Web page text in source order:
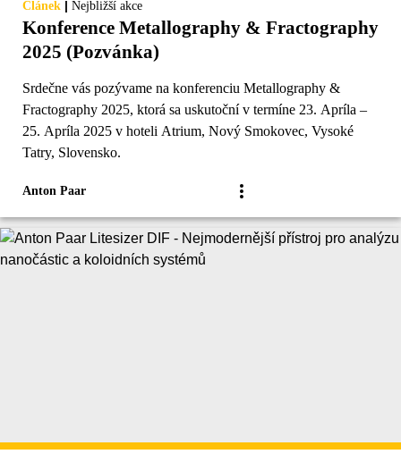
Článek | Nejbližší akce
Konference Metallography & Fractography
2025 (Pozvánka)
Srdečne vás pozývame na konferenciu Metallography &
Fractography 2025, ktorá sa uskutoční v termíne 23. Apríla –
25. Apríla 2025 v hoteli Atrium, Nový Smokovec, Vysoké
Tatry, Slovensko.
Anton Paar